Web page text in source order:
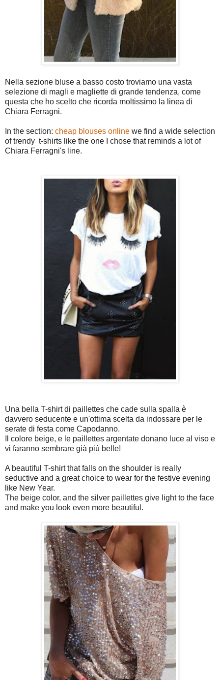
Nella sezione bluse a basso costo troviamo una vasta
selezione di magli e magliette di grande tendenza, come
questa che ho scelto che ricorda moltissimo la linea di
Chiara Ferragni.
In the section: cheap blouses online we find a wide selection
of trendy t-shirts like the one I chose that reminds a lot of
Chiara Ferragni's line.
Una bella T-shirt di paillettes che cade sulla spalla è
davvero seducente e un'ottima scelta da indossare per le
serate di festa come Capodanno.
Il colore beige, e le paillettes argentate donano luce al viso e
vi faranno sembrare già più belle!
A beautiful T-shirt that falls on the shoulder is really
seductive and a great choice to wear for the festive evening
like New Year.
The beige color, and the silver paillettes give light to the face
and make you look even more beautiful.